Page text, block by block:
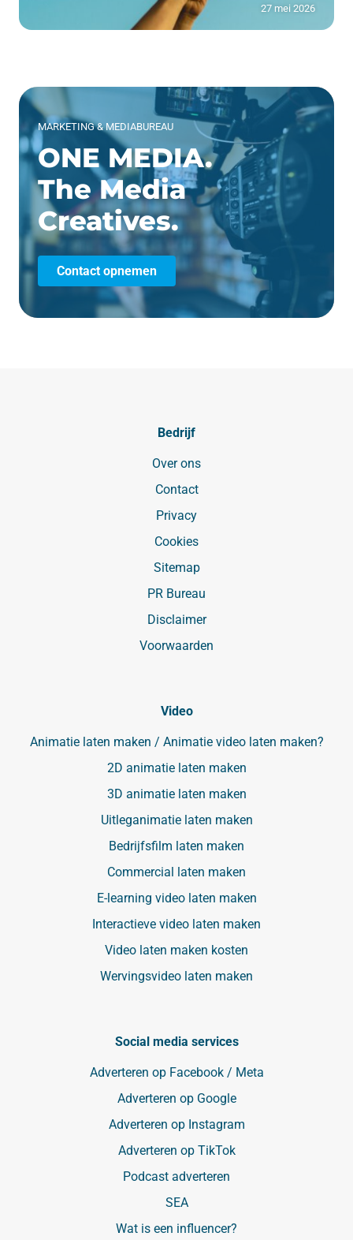
27 mei 2026
MARKETING & MEDIABUREAU
ONE MEDIA.
The Media
Creatives.
Contact opnemen
Bedrijf
Over ons
Contact
Privacy
Cookies
Sitemap
PR Bureau
Disclaimer
Voorwaarden
Video
Animatie laten maken / Animatie video laten maken?
2D animatie laten maken
3D animatie laten maken
Uitleganimatie laten maken
Bedrijfsfilm laten maken
Commercial laten maken
E-learning video laten maken
Interactieve video laten maken
Video laten maken kosten
Wervingsvideo laten maken
Social media services
Adverteren op Facebook / Meta
Adverteren op Google
Adverteren op Instagram
Adverteren op TikTok
Podcast adverteren
SEA
Wat is een influencer?